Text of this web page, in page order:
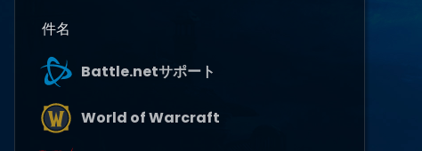
件名
Battle.netサポート
World of Warcraft